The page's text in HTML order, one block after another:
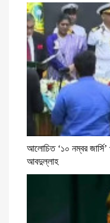
আলোচিত ‘১০ নম্বর
আবদুল্লাহ